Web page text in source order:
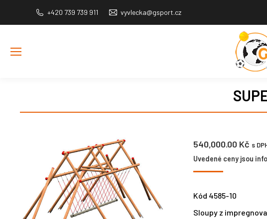
+420 739 739 911 vyvlecka@gsport.cz
540,000.00 Kč s
Uvedené ceny jsou
Kód 4585-10
Sloupy z